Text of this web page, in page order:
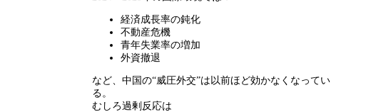
経済成長率の鈍化
不動産危機
青年失業率の増加
外資撤退
など、中国の“威圧外交”は以前ほど効かなくなってい
る。
むしろ過剰反応は